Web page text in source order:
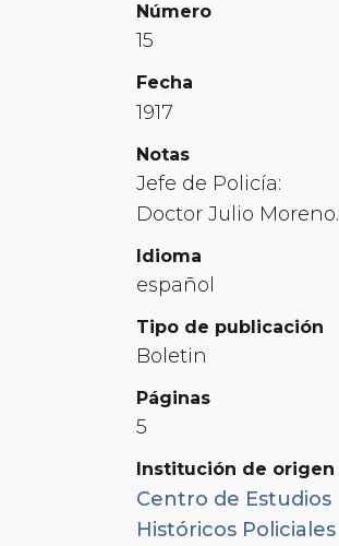
Número
15
Fecha
1917
Notas
Jefe de Policía:
Doctor Julio Moreno.
Idioma
español
Tipo de publicación
Boletin
Páginas
5
Institución de origen
Centro de Estudios
Históricos Policiales